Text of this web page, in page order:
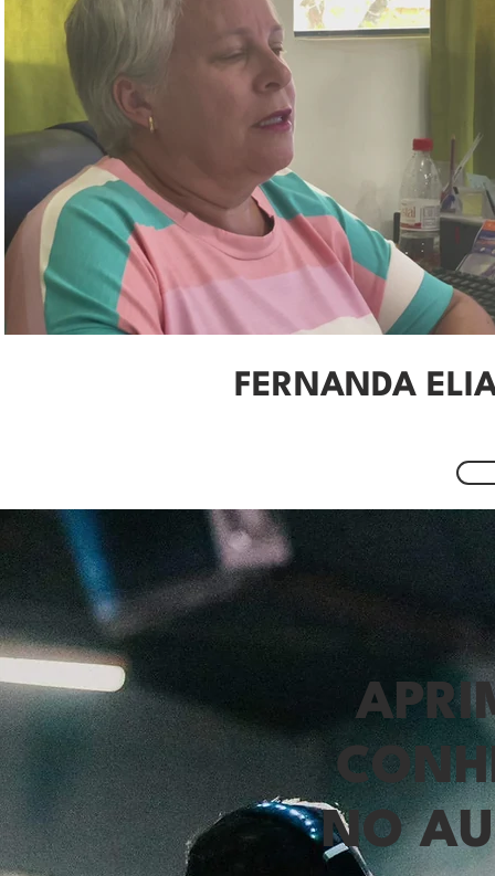
FERNANDA
NO